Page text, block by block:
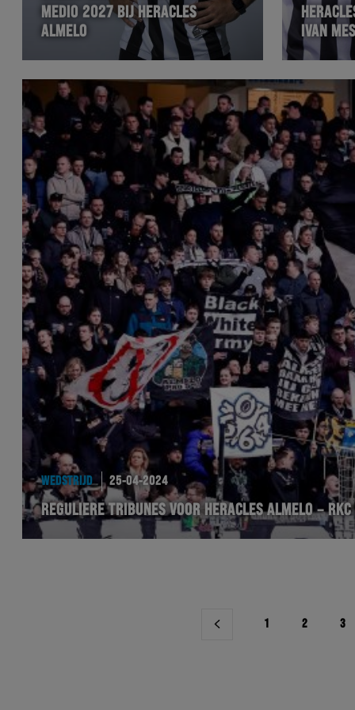
MEDIO 2027 BIJ HERACLES
ALMELO
IVAN
WEDSTRIJD 25-04-2024
REGULIERE TRIBUNES VOOR HERACLES ALMELO –
1 2 3